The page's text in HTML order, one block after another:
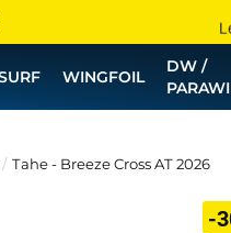
WINGFOIL
DW /
Tahe - Breeze Cross AT 2026
-